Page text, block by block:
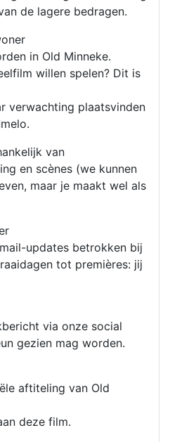
de lagere bedragen.
in Old Minneke.
willen spelen? Dit is
verwachting plaatsvinden
van
en scènes (we kunnen
maar je maakt wel als
updates betrokken bij
tot premières: jij
via onze social
gezien mag worden.
aftiteling van Old
deze film.